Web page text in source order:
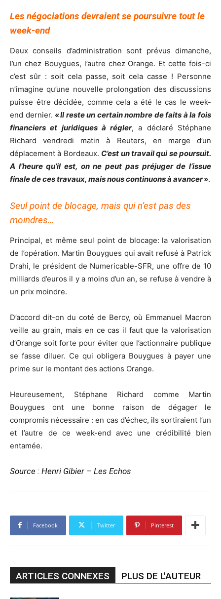
Les négociations devraient se poursuivre tout le
week-end
Deux conseils d’administration sont prévus dimanche,
l’un chez Bouygues, l’autre chez Orange. Et cette fois-ci
c’est sûr : soit cela passe, soit cela casse ! Personne
n’imagine qu’une nouvelle prolongation des discussions
puisse être décidée, comme cela a été le cas le week-
end dernier. « Il reste un certain nombre de faits à la fois
financiers et juridiques à régler, a déclaré Stéphane
Richard vendredi matin à Reuters, en marge d’un
déplacement à Bordeaux. C’est un travail qui se poursuit.
A l’heure qu’il est, on ne peut pas préjuger de l’issue
finale de ces travaux, mais nous continuons à avancer».
Seul point de blocage, mais qui n’est pas des
moindres…
Principal, et même seul point de blocage: la valorisation
de l’opération. Martin Bouygues qui avait refusé à Patrick
Drahi, le président de Numericable-SFR, une offre de 10
milliards d’euros il y a moins d’un an, se refuse à vendre à
un prix moindre.
D’accord dit-on du coté de Bercy, où Emmanuel Macron
veille au grain, mais en ce cas il faut que la valorisation
d’Orange soit forte pour éviter que l’actionnaire publique
se fasse diluer. Ce qui obligera Bouygues à payer une
prime sur le montant des actions Orange.
Heureusement, Stéphane Richard comme Martin
Bouygues ont une bonne raison de dégager le
compromis nécessaire : en cas d’échec, ils sortiraient l’un
et l’autre de ce week-end avec une crédibilité bien
entamée.
Source : Henri Gibier – Les Echos
Facebook Twitter Pinterest
ARTICLES CONNEXES PLUS DE L'AUTEUR